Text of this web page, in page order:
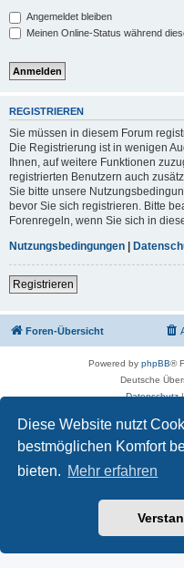
Diese Website nutzt
bestmöglichen Komfort
bieten. Mehr erfahren
Angemeldet bleiben
Meinen Online-Status während
REGISTRIEREN
Sie müssen in diesem Forum
Die Registrierung ist in wenigen
Ihnen, auf weitere Funktionen
registrierten Benutzern auch
Sie bitte unsere
bevor Sie sich registrieren. Bitte
Forenregeln, wenn Sie sich in
Nutzungsbedingungen |
Registrieren
Foren-Übersicht
Powered by phpBB®
Deutsche
Datenschutz